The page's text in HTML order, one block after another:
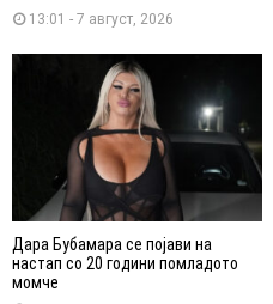
13:01 - 7 август, 2026
Дара Бубамара се појави на
настап со 20 години помладото
момче